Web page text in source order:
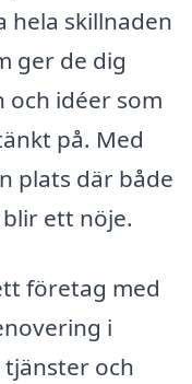
hela skillnaden
ger de dig
idéer som
på. Med
plats där både
ett nöje.
företag med
i
och